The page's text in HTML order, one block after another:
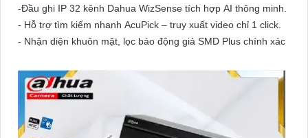
-Đầu ghi IP 32 kênh Dahua WizSense tích hợp AI thông minh.
- Hỗ trợ tìm kiếm nhanh AcuPick – truy xuất video chỉ 1 click.
- Nhận diện khuôn mặt, lọc báo động giả SMD Plus chính xác